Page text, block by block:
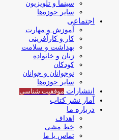
سینما و تلویزیون
سایر حوزه‌ها
اجتماعی
آموزش و مهارت
کار و کارآفرینی
بهداشت و سلامت
زنان و خانواده
کودکان
نوجوانان و جوانان
سایر حوزه‌ها
انتشارات موفقیت‌ شناسی
آمار نشر کتاب
درباره ما
اهداف
خط مشی
تماس با ما